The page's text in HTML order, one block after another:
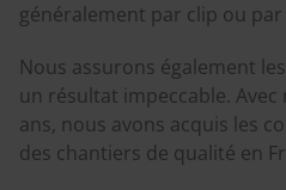
généralement par clip ou par
Nous assurons également
un résultat impeccable.
ans, nous avons acquis les
des chantiers de qualité en